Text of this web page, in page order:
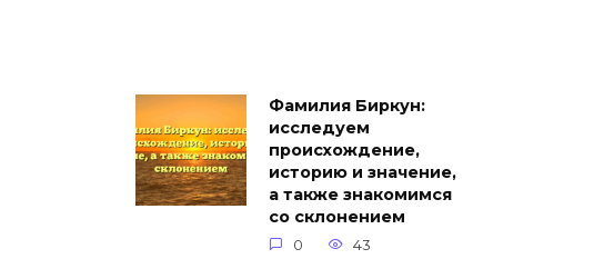
Фамилия Биркун:
исследуем
происхождение,
историю и значение,
а также знакомимся
со склонением
0 43